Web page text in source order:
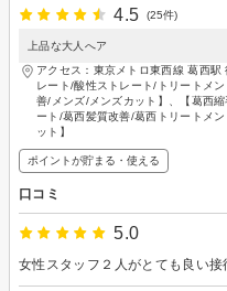
4.5
(25件)
上品な大人へア
アクセス：東京メトロ東西線 葛西
レート/酸性ストレート/トリートメ
善/メンズ/メンズカット】、【葛西
ート/葛西髪質改善/葛西トリートメ
ット】
ポイントが貯まる・使える
口コミ
5.0
女性スタッフ２人がとても良い接